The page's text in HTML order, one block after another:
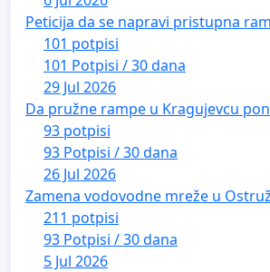
Peticija da se napravi pristupna
101 potpisi
101 Potpisi / 30 dana
29 Jul 2026
Da pružne rampe u Kragujevcu
93 potpisi
93 Potpisi / 30 dana
26 Jul 2026
Zamena vodovodne mreže u
211 potpisi
93 Potpisi / 30 dana
5 Jul 2026